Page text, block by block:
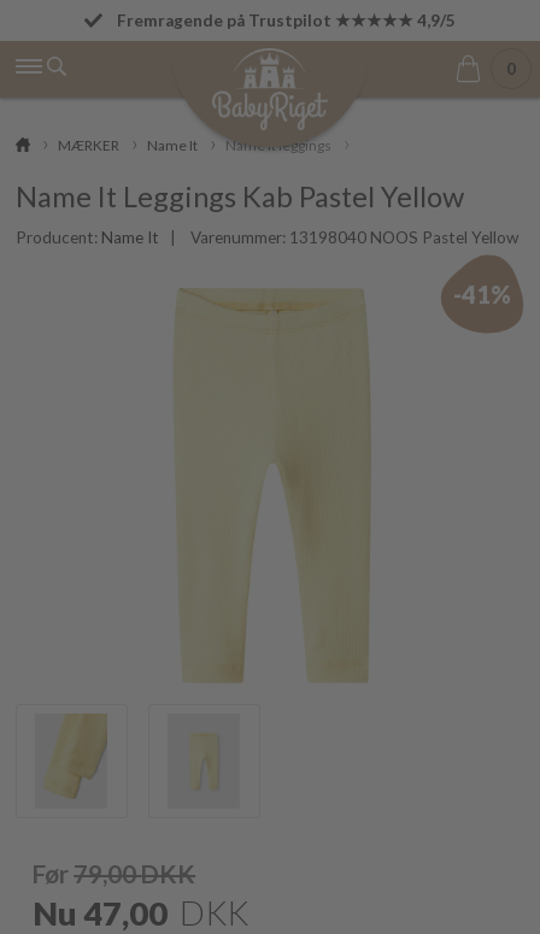
Fri fragt fra 499 kr.
Fremragende på Trustpilot ★★★★★ 4,9/5
0
MÆRKER Name It Name It leggings
Name It Leggings Kab Pastel Yellow
Producent: Name It | Varenummer: 13198040 NOOS Pastel Yellow
-41%
Før79,00DKK
Nu47,00 DKK